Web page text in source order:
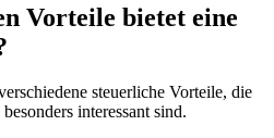
Vorteile bietet eine
steuerliche Vorteile, die
interessant sind.